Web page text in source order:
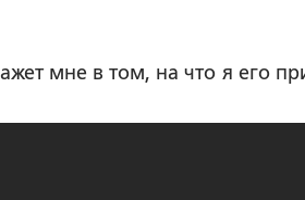
мне в том, на что я его